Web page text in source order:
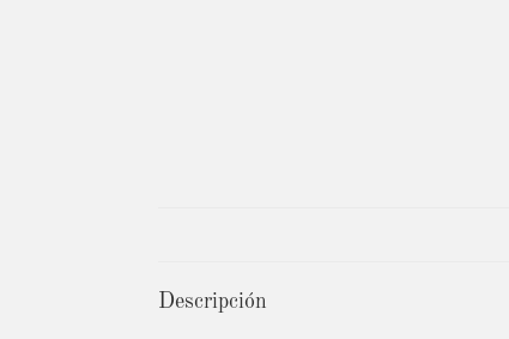
Descripción